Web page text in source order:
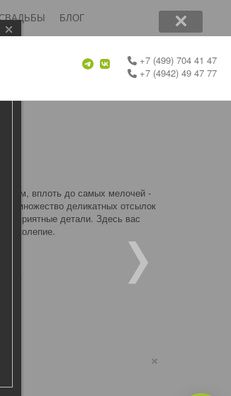
БЛОГ
+7 (499) 704 41 47
+7 (4942) 49 47 77
всём, вплоть до самых мелочей -
множество деликатных отсылок
приятные детали. Здесь вас
×